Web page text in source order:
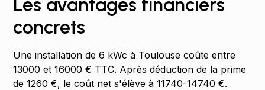
Les avantages financiers
concrets
Une installation de 6 kWc à Toulouse coûte entre
13000 et 16000 € TTC. Après déduction de la prime
de 1260 €, le coût net s'élève à 11740-14740 €.